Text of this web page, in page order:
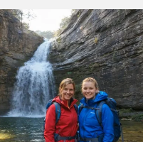
la
cascada
més
alta
de
Catalunya